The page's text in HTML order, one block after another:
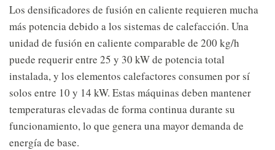
Los densificadores de fusión en caliente requieren mucha
más potencia debido a los sistemas de calefacción. Una
unidad de fusión en caliente comparable de 200 kg/h
puede requerir entre 25 y 30 kW de potencia total
instalada, y los elementos calefactores consumen por sí
solos entre 10 y 14 kW. Estas máquinas deben mantener
temperaturas elevadas de forma continua durante su
funcionamiento, lo que genera una mayor demanda de
energía de base.